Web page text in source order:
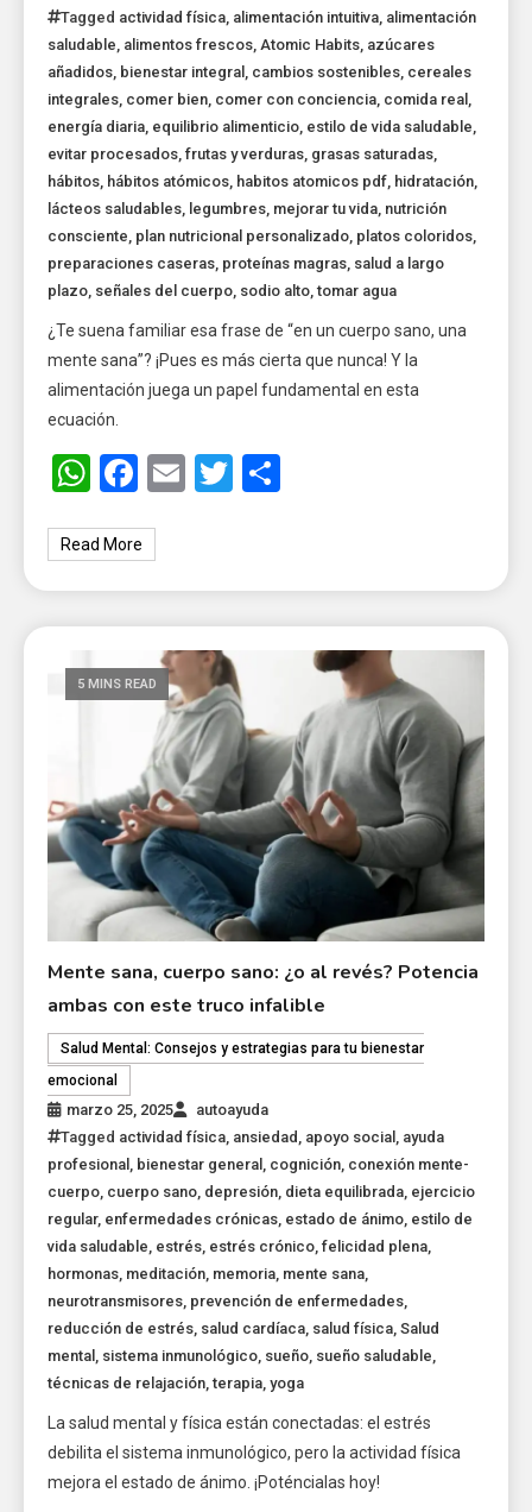
Tagged actividad física alimentación intuitiva alimentación
saludable alimentos frescos Atomic Habits azúcares
añadidos bienestar integral cambios sostenibles cereales
integrales comer bien comer con conciencia comida real
energía diaria equilibrio alimenticio estilo de vida saludable
evitar procesados ,frutas y verduras grasas saturadas
hábitos hábitos atómicos habitos atomicos pdf hidratación
lácteos saludables
legumbres mejorar tu vida nutrición
consciente plan nutricional personalizado platos coloridos
preparaciones caseras proteínas magras salud a largo
plazo señales del cuerpo sodio alto ,tomar agua
¿Te suena familiar esa frase de “en un cuerpo sano, una
mente sana”? ¡Pues es más cierta que nunca! Y la
alimentación juega un papel fundamental en esta
ecuación.
WhatsApp
Facebook
EmailTwitter
Read More
5 MINS READ
Mente sana, cuerpo sano: ¿o al revés? Potencia
ambas con este truco infalible
Salud Mental: Consejos y estrategias para tu bienestar
emocional
marzo 25, 2025
autoayuda
Tagged actividad física, ansiedad , apoyo social , ayuda
profesional , bienestar general , cognición, conexión mente-
cuerpo, cuerpo sano, depresión, dieta equilibrada, ejercicio
regular, enfermedades crónicas, estado de ánimo, estilo de
vida saludable, estrés, estrés crónico,felicidad plena,
hormonas, meditación, memoria, mente sana,
neurotransmisores, prevención de enfermedades,
reducción de estrés, salud cardíaca, salud física,Salud
mental , sistema inmunológico, sueño, sueño saludable,
técnicas de relajación,terapia,yoga
La salud mental y física están conectadas: el estrés
debilita el sistema inmunológico, pero la actividad física
mejora el estado de ánimo. ¡Poténcialas hoy!